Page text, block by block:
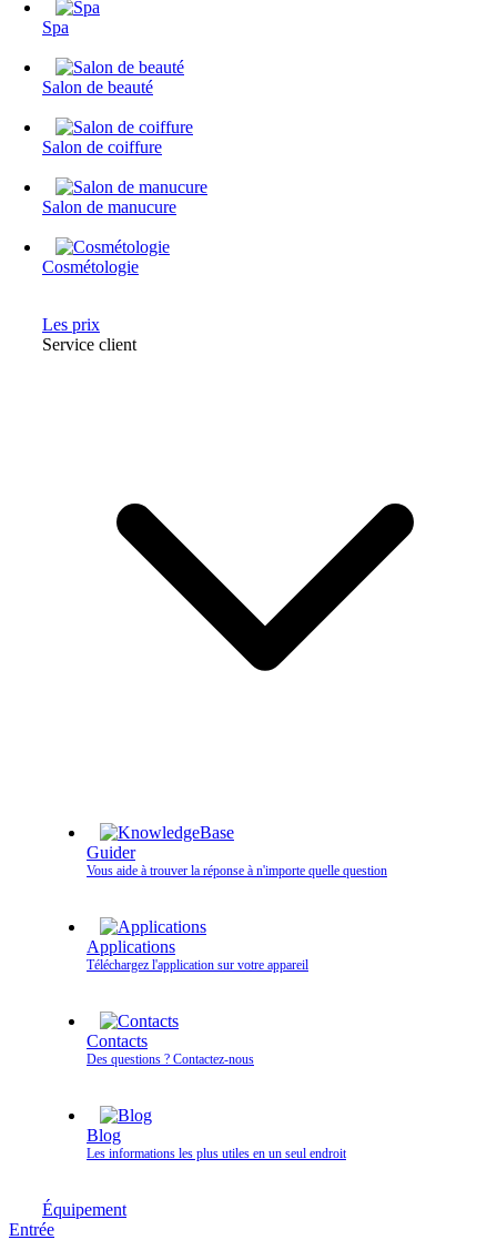
Spa
Salon de beauté
Salon de coiffure
Salon de manucure
Cosmétologie
Les prix
Service client
Guider
Vous aide à trouver la réponse à n'importe quelle question
Applications
Téléchargez l'application sur votre appareil
Contacts
Des questions ? Contactez‑nous
Blog
Les informations les plus utiles en un seul endroit
Équipement
Entrée